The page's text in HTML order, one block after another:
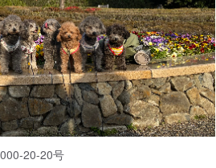
20-20号